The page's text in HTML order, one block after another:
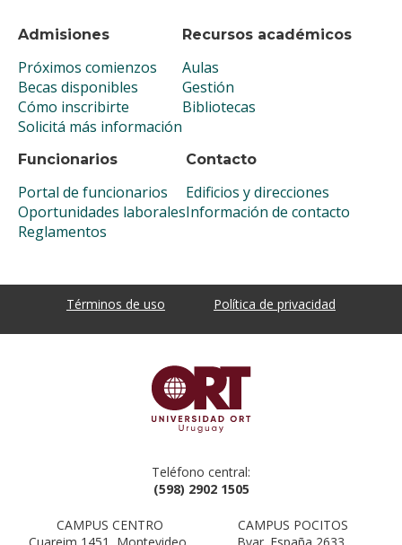
Admisiones
Próximos comienzos
Becas disponibles
Cómo inscribirte
Solicitá más información
Recursos académicos
Aulas
Gestión
Bibliotecas
Funcionarios
Portal de funcionarios
Oportunidades laborales
Reglamentos
Contacto
Edificios y direcciones
Información de contacto
Términos de uso Política de privacidad
Teléfono central:
(598) 2902 1505
CAMPUS CENTRO
CAMPUS POCITOS